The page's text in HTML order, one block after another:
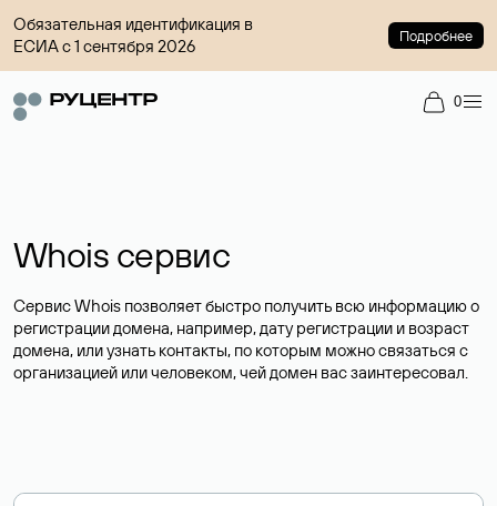
Обязательная идентификация в
ЕСИА с 1 сентября 2026
Подробнее
0
Whois сервис
Сервис Whois позволяет быстро получить всю информацию о
регистрации домена, например, дату регистрации и возраст
домена, или узнать контакты, по которым можно связаться с
организацией или человеком, чей домен вас заинтересовал.